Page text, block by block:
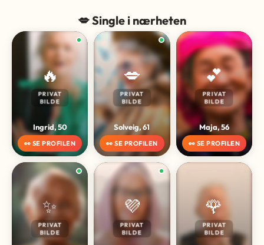
💋 Single i nærheten
🔥
PRIVAT
BILDE
Ingrid, 50
👀 SE PROFILEN
💋
PRIVAT
BILDE
Solveig, 61
👀 SE PROFILEN
💕
PRIVAT
BILDE
Maja, 56
👀 SE PROFILEN
✨
PRIVAT
BILDE
💜
PRIVAT
BILDE
🌹
PRIVAT
BILDE